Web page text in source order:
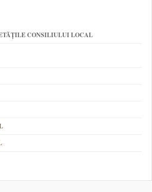
CONSILIULUI LOCAL